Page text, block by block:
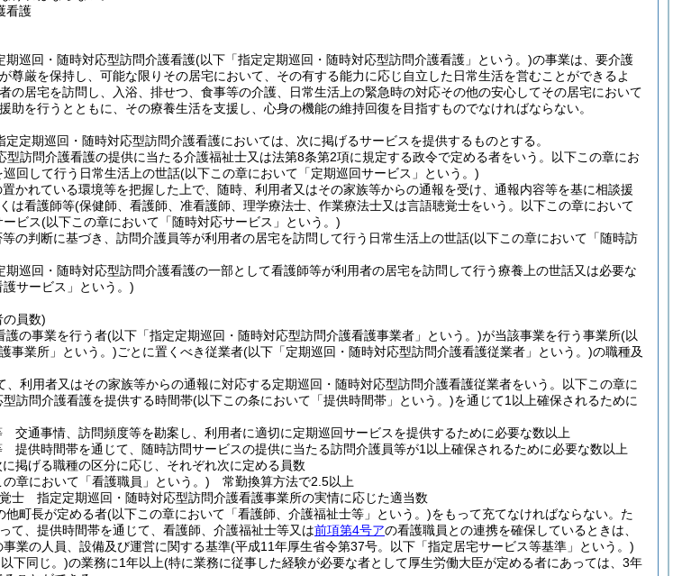
看護
巡回・随時対応型訪問介護看護(以下「指定定期巡回・随時対応型訪問介護看護」という。)の事業は、要介護
尊厳を保持し、可能な限りその居宅において、その有する能力に応じ自立した日常生活を営むことができるよ
の居宅を訪問し、入浴、排せつ、食事等の介護、日常生活上の緊急時の対応その他の安心してその居宅において
助を行うとともに、その療養生活を支援し、心身の機能の維持回復を目指すものでなければならない。
定期巡回・随時対応型訪問介護看護においては、次に掲げるサービスを提供するものとする。
型訪問介護看護の提供に当たる介護福祉士又は法第8条第2項に規定する政令で定める者をいう。以下この章にお
回して行う日常生活上の世話(以下この章において「定期巡回サービス」という。)
かれている環境等を把握した上で、随時、利用者又はその家族等からの通報を受け、通報内容等を基に相談援
は看護師等(保健師、看護師、准看護師、理学療法士、作業療法士又は言語聴覚士をいう。以下この章において
ビス(以下この章において「随時対応サービス」という。)
の判断に基づき、訪問介護員等が利用者の居宅を訪問して行う日常生活上の世話(以下この章において「随時訪
巡回・随時対応型訪問介護看護の一部として看護師等が利用者の居宅を訪問して行う療養上の世話又は必要な
サービス」という。)
の員数)
護の事業を行う者(以下「指定定期巡回・随時対応型訪問介護看護事業者」という。)が当該事業を行う事業所(以
事業所」という。)ごとに置くべき従業者(以下「定期巡回・随時対応型訪問介護看護従業者」という。)の職種及
、利用者又はその家族等からの通報に対応する定期巡回・随時対応型訪問介護看護従業者をいう。以下この章に
訪問介護看護を提供する時間帯(以下この条において「提供時間帯」という。)を通じて1以上確保されるために
交通事情、訪問頻度等を勘案し、利用者に適切に定期巡回サービスを提供するために必要な数以上
提供時間帯を通じて、随時訪問サービスの提供に当たる訪問介護員等が1以上確保されるために必要な数以上
掲げる職種の区分に応じ、それぞれ次に定める員数
の章において「看護職員」という。) 常勤換算方法で2.5以上
士 指定定期巡回・随時対応型訪問介護看護事業所の実情に応じた適当数
他町長が定める者(以下この章において「看護師、介護福祉士等」という。)をもって充てなければならない。 た
て、提供時間帯を通じて、看護師、介護福祉士等又は前項第4号アの看護職員との連携を確保しているときは、
業の人員、設備及び運営に関する基準(平成11年厚生省令第37号。以下「指定居宅サービス等基準」という。)
下同じ。)の業務に1年以上(特に業務に従事した経験が必要な者として厚生労働大臣が定める者にあっては、3年